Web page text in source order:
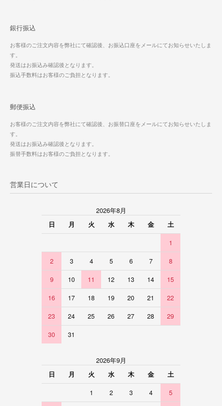
銀行振込
お客様のご注文内容を弊社にて確認後、お振込口座をメールにてお知らせいたしま
す。
発送はお振込み確認後となります。
振込手数料はお客様のご負担となります。
郵便振込
お客様のご注文内容を弊社にて確認後、お振替口座をメールにてお知らせいたしま
す。
発送はお振込み確認後となります。
振替手数料はお客様のご負担となります。
営業日について
2026年8月
日
月 火 水 木 金 土
1
2 3 4 5 6 7 8
9 10 11 12 13 14 15
16 17 18 19 20 21 22
23 24 25 26 27 28 29
30 31
2026年9月
日
月 火 水 木 金 土
1 2 3 4 5